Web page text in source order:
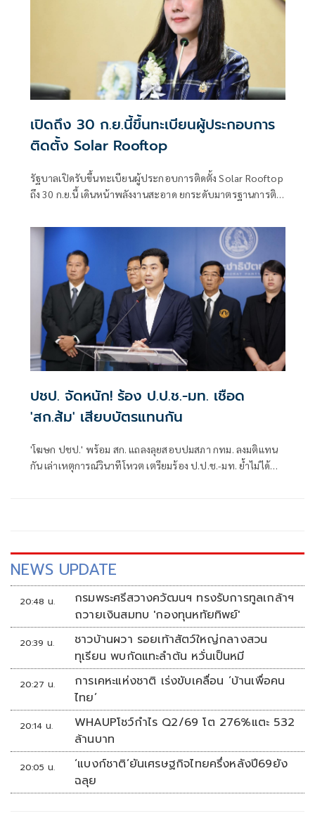
เปิดถึง 30 ก.ย.นี้ขึ้นทะเบียนผู้ประกอบการ
ติดตั้ง Solar Rooftop
รัฐบาลเปิดรับขึ้นทะเบียนผู้ประกอบการติดตั้ง Solar Rooftop
ถึง 30 ก.ย.นี้ เดินหน้าพลังงานสะอาด ยกระดับมาตรฐานการติด
ปชป. จัดหนัก! ร้อง ป.ป.ช.-มท. เชือด
'สก.ส้ม' เสียบบัตรแทนกัน
'โฆษก ปชป.' พร้อม สก. แถลงลุยสอบปมสภา กทม. ลงมติแทน
กัน เล่าเหตุการณ์วินาทีโหวต เตรียมร้อง ป.ป.ช.-มท. ย้ำไม่ได้
NEWS UPDATE
20:48 น.
กรมพระศรีสวางควัฒนฯ ทรงรับการทูลเกล้าฯ
ถวายเงินสมทบ 'กองทุนหทัยทิพย์'
20:39 น.
ชาวบ้านผวา รอยเท้าสัตว์ใหญ่กลางสวน
ทุเรียน พบกัดแทะลำต้น หวั่นเป็นหมี
20:27 น.
การเคหะแห่งชาติ เร่งขับเคลื่อน ‘บ้านเพื่อคน
ไทย’
20:14 น.
WHAUPโชว์กำไร Q2/69 โต 276%แตะ 532
ล้านบาท
20:05 น.
‘แบงก์ชาติ’ยันเศรษฐกิจไทยครึ่งหลังปี69ยัง
ฉลุย